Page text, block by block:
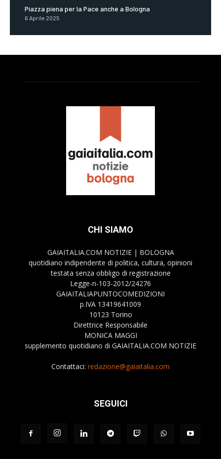
Piazza piena per la Pace anche a Bologna
6 Aprile 2025
CHI SIAMO
GAIAITALIA.COM NOTIZIE | BOLOGNA
quotidiano indipendente di politica, cultura, opinioni
testata senza obbligo di registrazione
Legge-n-103-2012/24276
GAIAITALIAPUNTOCOMEDIZIONI
p.IVA 13419641009
10123 Torino
Direttrice Responsabile
MONICA MAGGI
supplemento quotidiano di GAIAITALIA.COM NOTIZIE
Contattaci: redazione@gaiaitalia.com
SEGUICI